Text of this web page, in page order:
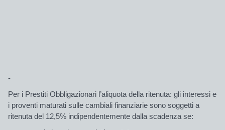
-
Per i Prestiti Obbligazionari l’aliquota della ritenuta: gli interessi e
i proventi maturati sulle cambiali finanziarie sono soggetti a
ritenuta del 12,5% indipendentemente dalla scadenza se: